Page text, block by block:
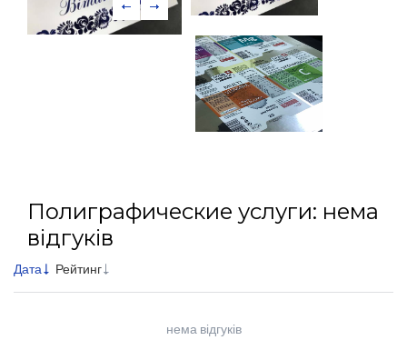
Полиграфические услуги: нема
відгуків
Дата Рейтинг
нема відгуків